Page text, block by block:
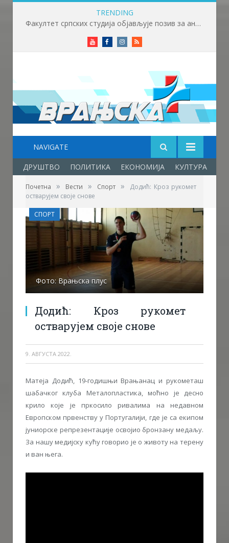
TRENDING
Факултет српских студија објављује позив за ангажовање лектора српског језика на Универзитету ,,HISU“ у Кини
YoutubeFacebookInstagram
RSS
NAVIGATE
ДРУШТВО ПОЛИТИКА ЕКОНОМИЈА КУЛТУРА
Почетна » Вести » Спорт »
Додић: Кроз рукомет
остварујем своје снове
Фото: Врањска плус
Додић: Кроз рукомет
остварујем своје снове
9. АВГУСТА 2022.
СПОРТ
Матеја Додић, 19-годишњи Врањанац и рукометаш
шабачког клуба Металопластика, моћно је десно
крило које је пркосило ривалима на недавном
Европском првенству у Португалији, где је са екипом
јуниорске репрезентације освојио бронзану медаљу.
За нашу медијску кућу говорио је о животу на терену
и ван њега.